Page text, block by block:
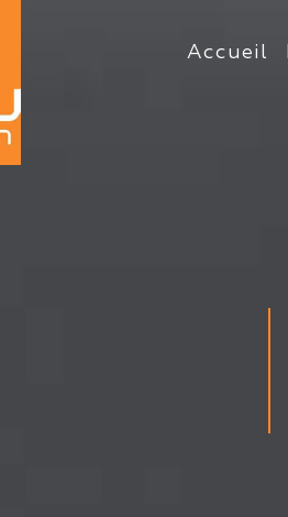
Accueil